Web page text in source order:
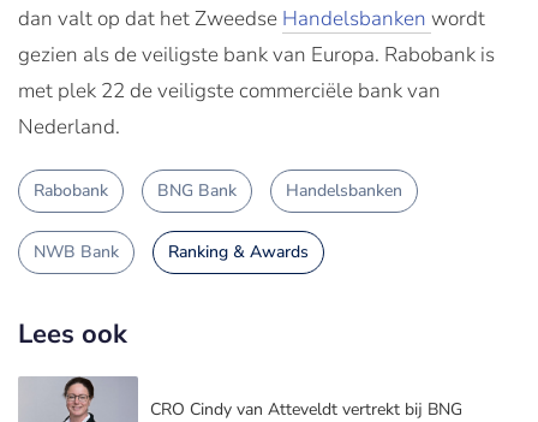
dan valt op dat het Zweedse Handelsbanken wordt
gezien als de veiligste bank van Europa. Rabobank is
met plek 22 de veiligste commerciële bank van
Nederland.
Rabobank BNG Bank Handelsbanken
NWB Bank Ranking & Awards
Lees ook
CRO Cindy van Atteveldt vertrekt bij BNG